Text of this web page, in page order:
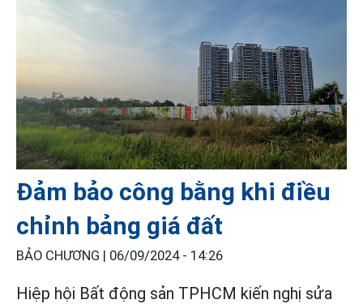
Đảm bảo công bằng khi điều
chỉnh bảng giá đất
BẢO CHƯƠNG | 06/09/2024 - 14:26
Hiệp hội Bất động sản TPHCM kiến nghị sửa